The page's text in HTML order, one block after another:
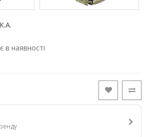
в наявності